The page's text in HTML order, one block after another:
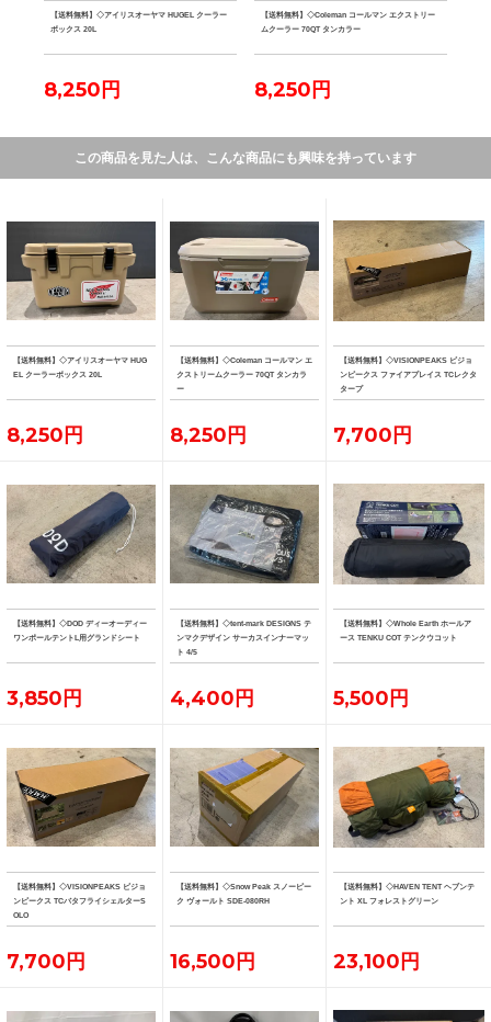
【送料無料】◇アイリスオーヤマ HUGEL クーラー
ボックス 20L
8,250円
【送料無料】◇Coleman コールマン エクストリー
ムクーラー 70QT タンカラー
8,250円
この商品を見た人は、こんな商品にも興味を持っています
【送料無料】◇アイリスオーヤマ HUG
EL クーラーボックス 20L
8,250円
【送料無料】◇Coleman コールマン エ
クストリームクーラー 70QT タンカラ
ー
8,250円
【送料無料】◇VISIONPEAKS ビジョ
ンピークス ファイアプレイス TCレクタ
タープ
7,700円
【送料無料】◇DOD ディーオーディー
ワンポールテントL用グランドシート
3,850円
【送料無料】◇tent-mark DESIGNS テ
ンマクデザイン サーカスインナーマッ
ト 4/5
4,400円
【送料無料】◇Whole Earth ホールア
ース TENKU COT テンクウコット
5,500円
【送料無料】◇VISIONPEAKS ビジョ
ンピークス TCバタフライシェルターS
OLO
7,700円
【送料無料】◇Snow Peak スノーピー
ク ヴォールト SDE-080RH
16,500円
【送料無料】◇HAVEN TENT ヘブンテ
ント XL フォレストグリーン
23,100円